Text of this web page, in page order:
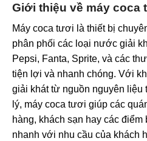
Giới thiệu về máy coca
Máy coca tươi là thiết bị
phân phối các loại nước giải
Pepsi, Fanta, Sprite, và các
tiện lợi và nhanh chóng. Với
giải khát từ nguồn nguyên
lý, máy coca tươi giúp các
hàng, khách sạn hay các
nhanh với nhu cầu của khách